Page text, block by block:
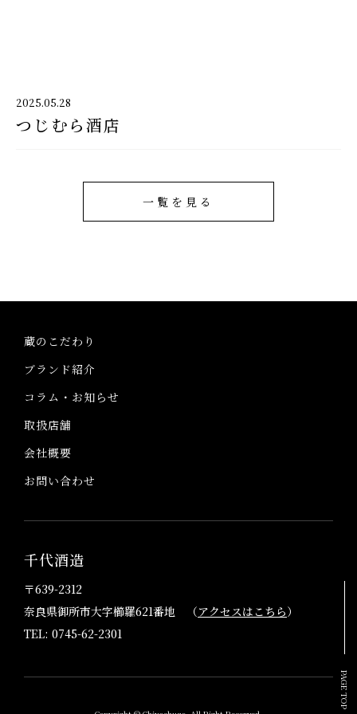
千代酒造トップ
ブランド紹介
お問い合わせ
2025.05.28
つじむら酒店
一覧を見る
蔵のこだわり
ブランド紹介
コラム・お知らせ
取扱店舗
会社概要
お問い合わせ
千代酒造
〒639-2312
奈良県御所市大字櫛羅621番地 （アクセスはこちら）
TEL: 0745-62-2301
PAGE TOP